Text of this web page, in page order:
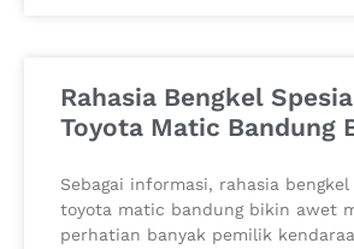
Rahasia Bengkel
Toyota Matic Bandung
Sebagai informasi, rahasia
toyota matic bandung bikin awet
perhatian banyak pemilik